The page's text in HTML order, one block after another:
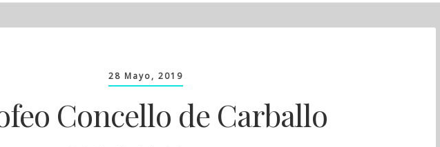
28 Mayo, 2019
Concello de Carballo